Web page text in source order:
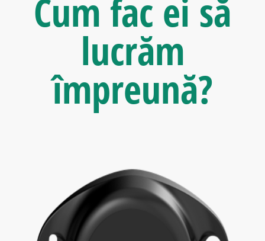
Cum fac ei să
lucrăm
împreună?